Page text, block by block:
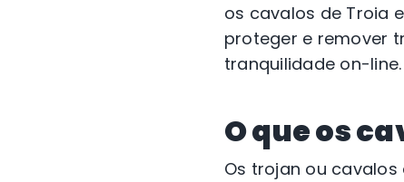
os cavalos de Troia
proteger e remover
tranquilidade on-line.
O que os
Os trojan ou